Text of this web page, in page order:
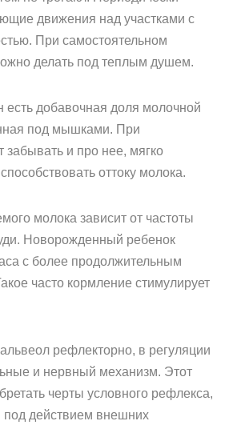
движения над участками с
При самостоятельном
делать под теплым душем.
добавочная доля молочной
под мышками. При
забывать и про нее, мягко
оттоку молока.
молока зависит от частоты
Новорожденный ребенок
с более продолжительным
часто кормление стимулирует
рефлекторно, в регуляции
и нервный механизм. Этот
черты условного рефлекса,
под действием внешних